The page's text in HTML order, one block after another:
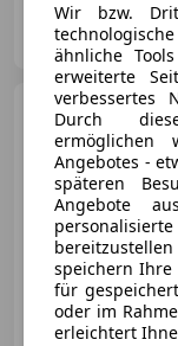
Auto Cosma GmbH
AT-4030 Linz
Wir bzw.
ähnliche
erweiterte
verbessertes
Durch
ermöglichen
Angebotes -
späteren
Angebote
speichern Ihre
für
oder im
erleichtert